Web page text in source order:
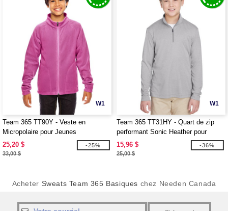
W1
Team 365 TT90Y - Veste en
Micropolaire pour Jeunes
25,20 $
33,00 $
-25%
W1
Team 365 TT31HY - Quart de zip
performant Sonic Heather pour
jeunes
15,96 $
25,00 $
-36%
Acheter Sweats Team 365 Basiques chez Needen Canada